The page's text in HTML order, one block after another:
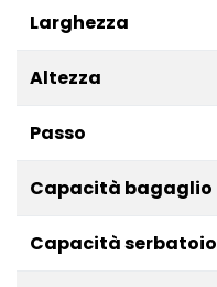
Larghezza
Altezza
Passo
Capacità bagaglio
Capacità serbatoio